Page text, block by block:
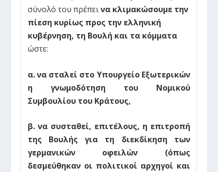
σύνολό του πρέπεινα κλιμακώσουμε την
πίεση κυρίως προς την ελληνική
κυβέρνηση, τη Βουλή και τα κόμματα
ώστε:
α. να σταλεί στο Υπουργείο Εξωτερικών
η γνωμοδότηση του Νομικού
Συμβουλίου του Κράτους,
β. να συσταθεί, επιτέλους, η επιτροπή
της Βουλής για τη διεκδίκηση των
γερμανικών οφειλών (όπως
δεσμεύθηκαν οι πολιτικοί αρχηγοί και